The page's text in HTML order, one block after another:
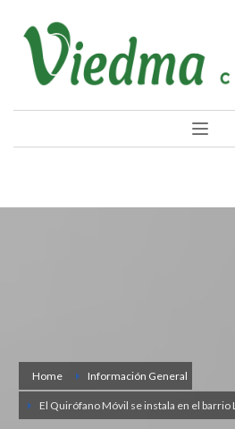
Home Información General
El Quirófano Móvil se instala en el barrio